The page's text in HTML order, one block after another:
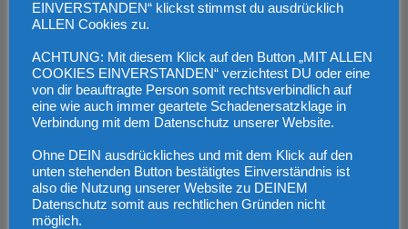
Werbung
EINVERSTANDEN“ klickst stimmst du ausdrücklich
ALLEN Cookies zu.
ACHTUNG: Mit diesem Klick auf den Button „MIT ALLEN
COOKIES EINVERSTANDEN“ verzichtest DU oder eine
von dir beauftragte Person somit rechtsverbindlich auf
eine wie auch immer geartete Schadenersatzklage in
Verbindung mit dem Datenschutz unserer Website.
Ohne DEIN ausdrückliches und mit dem Klick auf den
unten stehenden Button bestätigtes Einverständnis ist
also die Nutzung unserer Website zu DEINEM
Datenschutz somit aus rechtlichen Gründen nicht
möglich.